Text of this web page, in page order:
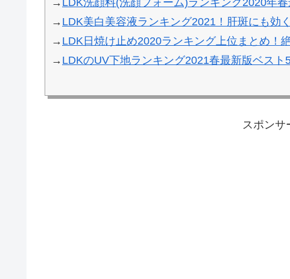
→ LDK美白美容液ランキング2021！肝斑にも効
→ LDK日焼け止め2020ランキング上位まとめ！
→ LDKのUV下地ランキング2021春最新版ベスト
スポンサ